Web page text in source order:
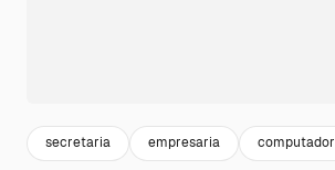
secretaria empresaria computador